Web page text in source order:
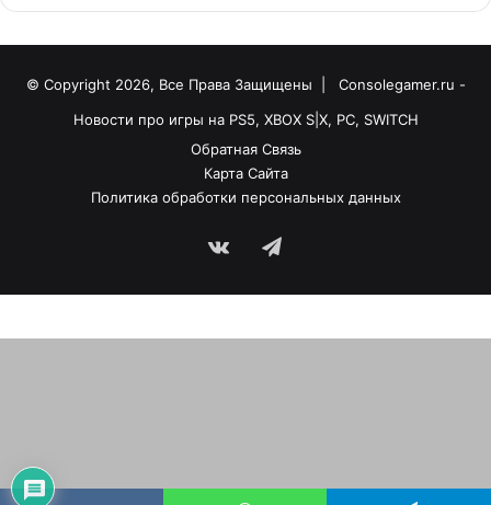
© Copyright 2026, Все Права Защищены |
Consolegamer.ru -
Новости про игры на PS5, XBOX S|X, PC, SWITCH
Обратная Связь
Карта Сайта
Политика обработки персональных данных